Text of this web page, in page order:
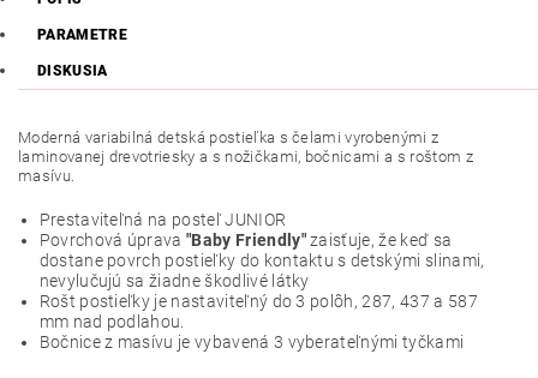
PARAMETRE
DISKUSIA
Moderná variabilná detská postieľka s čelami vyrobenými z
laminovanej drevotriesky a s nožičkami, bočnicami a s roštom z
masívu.
Prestaviteľná na posteľ JUNIOR
Povrchová úprava"Baby Friendly"zaisťuje, že keď sa
dostane povrch postieľky do kontaktu s detskými slinami,
nevylučujú sa žiadne škodlivé látky
Rošt postieľky je nastaviteľný do 3 polôh, 287, 437 a 587
mm nad podlahou.
Bočnice z masívu je vybavená 3 vyberateľnými tyčkami